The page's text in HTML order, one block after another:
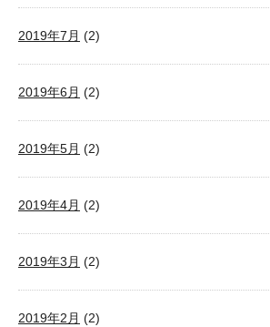
2019年7月 (2)
2019年6月 (2)
2019年5月 (2)
2019年4月 (2)
2019年3月 (2)
2019年2月 (2)